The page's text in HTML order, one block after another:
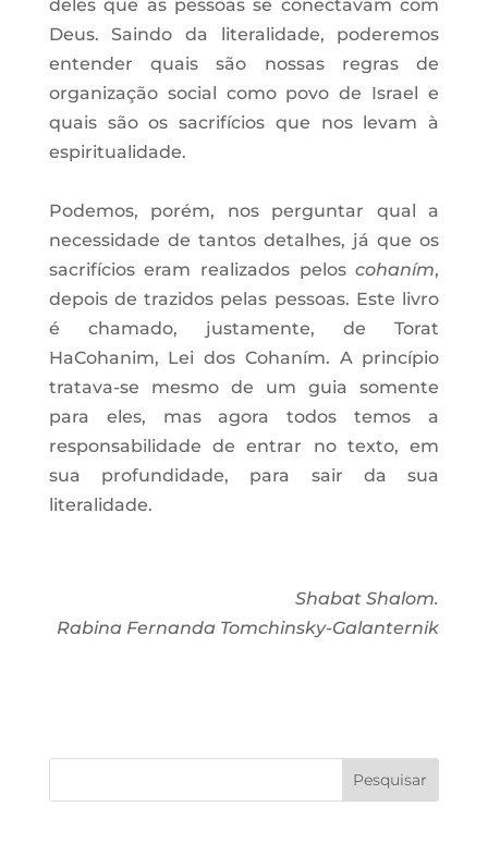
deles que as pessoas se conectavam com
Deus. Saindo da literalidade, poderemos
entender quais são nossas regras de
organização social como povo de Israel e
quais são os sacrifícios que nos levam à
espiritualidade.
Podemos, porém, nos perguntar qual a
necessidade de tantos detalhes, já que os
sacrifícios eram realizados peloscohaním,
depois de trazidos pelas pessoas. Este livro
é chamado, justamente, de Torat
HaCohanim, Lei dos Cohaním. A princípio
tratava-se mesmo de um guia somente
para eles, mas agora todos temos a
responsabilidade de entrar no texto, em
sua profundidade, para sair da sua
literalidade.
Shabat Shalom.
Rabina Fernanda Tomchinsky-Galanternik